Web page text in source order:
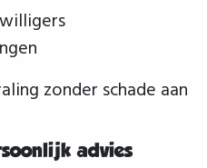
zonder schade aan
advies